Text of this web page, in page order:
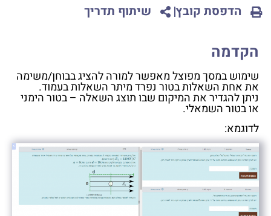
הדפסת קובץ
שיתוף תדריך
הקדמה
שימוש במסך מפוצל מאפשר למורה להציג בבוחן/משימה
את אחת השאלות בטור נפרד מיתר השאלות בעמוד.
ניתן להגדיר את המיקום שבו תוצג השאלה – בטור הימני
או בטור השמאלי.
לדוגמא: